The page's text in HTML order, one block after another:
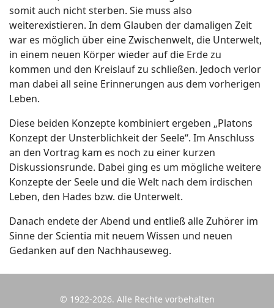
somit auch nicht sterben. Sie muss also
weiterexistieren. In dem Glauben der damaligen Zeit
war es möglich über eine Zwischenwelt, die Unterwelt,
in einem neuen Körper wieder auf die Erde zu
kommen und den Kreislauf zu schließen. Jedoch verlor
man dabei all seine Erinnerungen aus dem vorherigen
Leben.
Diese beiden Konzepte kombiniert ergeben „Platons
Konzept der Unsterblichkeit der Seele“. Im Anschluss
an den Vortrag kam es noch zu einer kurzen
Diskussionsrunde. Dabei ging es um mögliche weitere
Konzepte der Seele und die Welt nach dem irdischen
Leben, den Hades bzw. die Unterwelt.
Danach endete der Abend und entließ alle Zuhörer im
Sinne der Scientia mit neuem Wissen und neuen
Gedanken auf den Nachhauseweg.
© 1922-2026. Alle Rechte vorbehalten